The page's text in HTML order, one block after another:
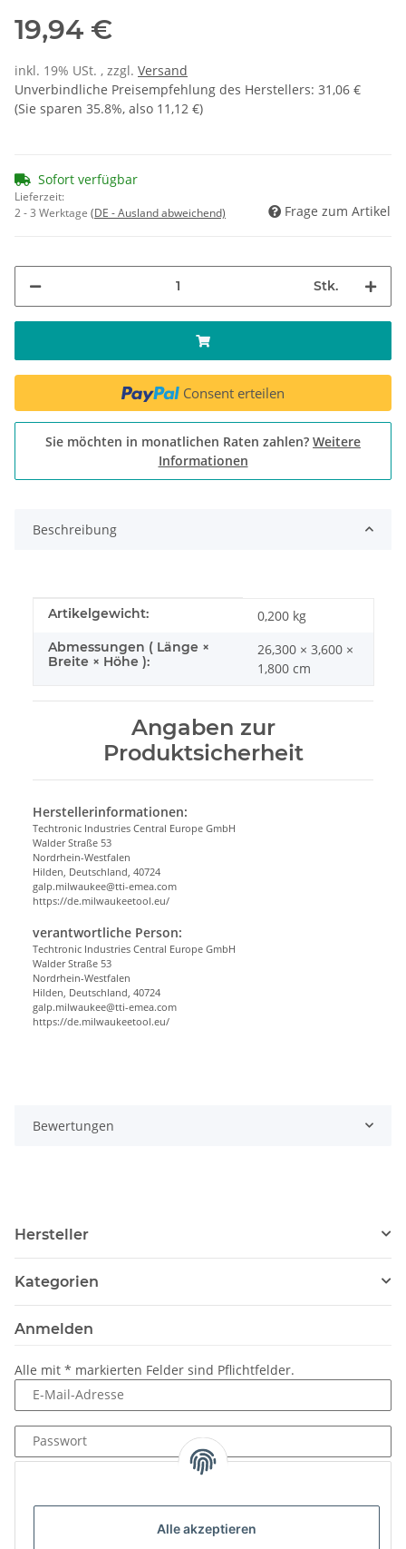
Alle akzeptieren
19,94 €
inkl. 19% USt. , zzgl. Versand
Unverbindliche Preisempfehlung des Herstellers: 31,06 €
(Sie sparen 35.8%, also 11,12 €)
Sofort verfügbar
Lieferzeit:
2 - 3 Werktage (DE - Ausland abweichend) Frage zum Artikel
Stk.
Consent erteilen
Sie möchten in monatlichen Raten zahlen? Weitere
Informationen
Beschreibung
Produkteigenschaft
Wert
Artikelgewicht: 0,200 kg
Abmessungen ( Länge ×
Breite × Höhe ):
26,300 × 3,600 ×
1,800 cm
Angaben zur
Produktsicherheit
Herstellerinformationen:
Techtronic Industries Central Europe GmbH
Walder Straße 53
Nordrhein-Westfalen
Hilden, Deutschland, 40724
galp.milwaukee@tti-emea.com
https://de.milwaukeetool.eu/
verantwortliche Person:
Techtronic Industries Central Europe GmbH
Walder Straße 53
Nordrhein-Westfalen
Hilden, Deutschland, 40724
galp.milwaukee@tti-emea.com
https://de.milwaukeetool.eu/
Bewertungen
Hersteller
Kategorien
Anmelden
Alle mit * markierten Felder sind Pflichtfelder.
E-Mail-Adresse
Passwort